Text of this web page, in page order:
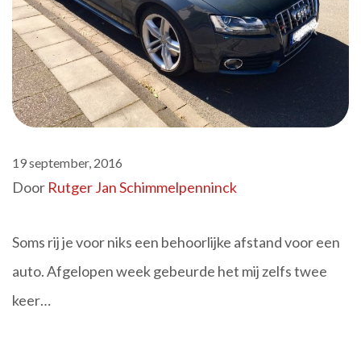
19 september, 2016
Door Rutger Jan Schimmelpenninck
Soms rij je voor niks een behoorlijke afstand voor een
auto. Afgelopen week gebeurde het mij zelfs twee
keer…